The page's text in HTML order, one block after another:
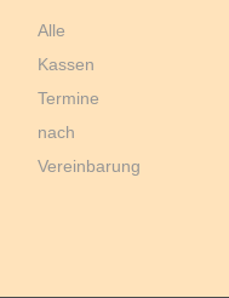
Alle
Kassen
Termine
nach
Vereinbarung